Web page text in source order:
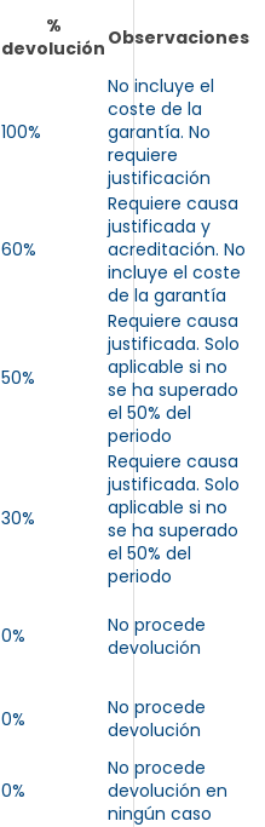
%
devolución Observaciones
100%
No incluye el
coste de la
garantía. No
requiere
justificación
60%
Requiere causa
justificada y
acreditación. No
incluye el coste
de la garantía
50%
Requiere causa
justificada. Solo
aplicable si no
se ha superado
el 50% del
periodo
30%
Requiere causa
justificada. Solo
aplicable si no
se ha superado
el 50% del
periodo
0%
No procede
devolución
0%
No procede
devolución
0%
No procede
devolución en
ningún caso